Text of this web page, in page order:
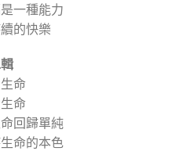
一種能力
的快樂
命
命
回歸單純
命的本色